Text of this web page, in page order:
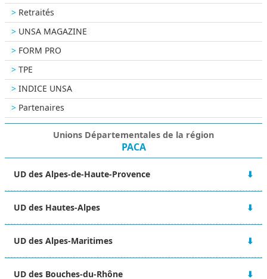
Retraités
UNSA MAGAZINE
FORM PRO
TPE
INDICE UNSA
Partenaires
Unions Départementales de la région
PACA
UD des Alpes-de-Haute-Provence
42 Boulevard Victor Hugo
04000 DIGNE LES BAINS
06 84 23 29 39
UD des Hautes-Alpes
14 avenue Commandant Dumont
05000 GAP
04 92 21 06 35
UD des Alpes-Maritimes
UD des Bouches-du-Rhône